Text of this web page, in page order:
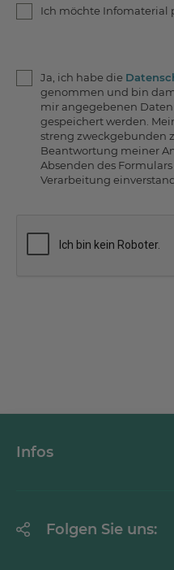
Ich möchte Infomaterial
Ja, ich habe die
genommen und bin
mir angegebenen
gespeichert werden.
streng zweckgebunden
Beantwortung meiner
Absenden des
Verarbeitung
Infos
Folgen Sie uns: